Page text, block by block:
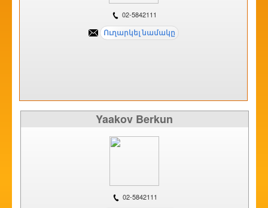
02-5842111
Yaakov Berkun
02-5842111